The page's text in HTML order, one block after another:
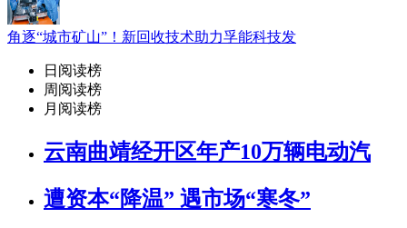
角逐“城市矿山”！新回收技术助力孚能科技发
日阅读榜
周阅读榜
月阅读榜
云南曲靖经开区年产10万辆电动汽
遭资本“降温” 遇市场“寒冬”